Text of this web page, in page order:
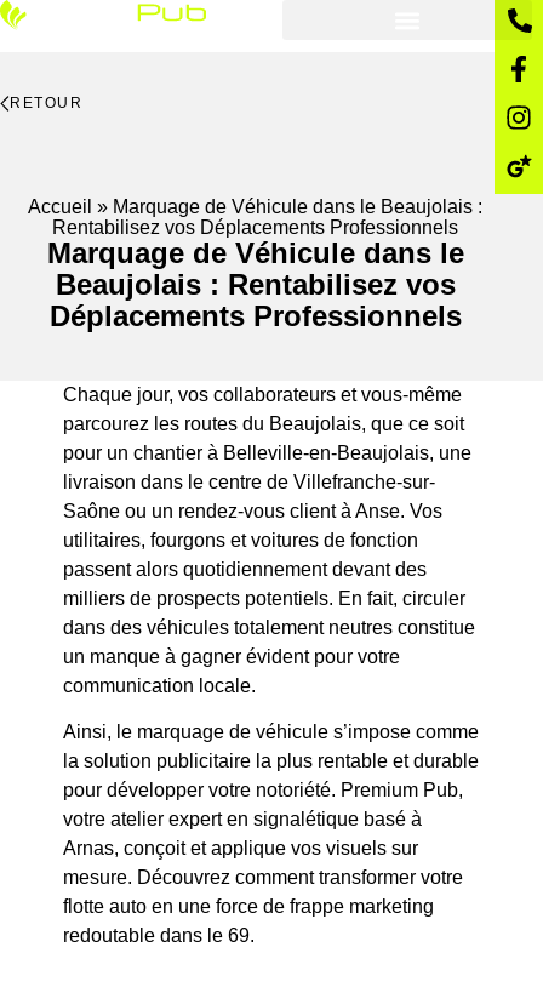
RETOUR
Accueil » Marquage de Véhicule dans le Beaujolais :
Rentabilisez vos Déplacements Professionnels
Marquage de Véhicule dans le
Beaujolais : Rentabilisez vos
Déplacements Professionnels
Chaque jour, vos collaborateurs et vous-même
parcourez les routes du Beaujolais, que ce soit
pour un chantier à Belleville-en-Beaujolais, une
livraison dans le centre de Villefranche-sur-
Saône ou un rendez-vous client à Anse. Vos
utilitaires, fourgons et voitures de fonction
passent alors quotidiennement devant des
milliers de prospects potentiels. En fait, circuler
dans des véhicules totalement neutres constitue
un manque à gagner évident pour votre
communication locale.
Ainsi, le marquage de véhicule s’impose comme
la solution publicitaire la plus rentable et durable
pour développer votre notoriété. Premium Pub,
votre atelier expert en signalétique basé à
Arnas, conçoit et applique vos visuels sur
mesure. Découvrez comment transformer votre
flotte auto en une force de frappe marketing
redoutable dans le 69.